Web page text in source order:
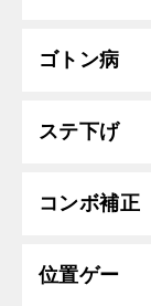
ゴトン病
ステ下げ
コンボ補正
位置ゲー